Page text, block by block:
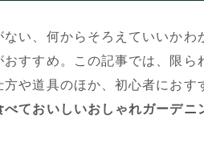
い、何からそろえていいかわ
すすめ。この記事では、限ら
や道具のほか、初心者におす
べておいしいおしゃれガーデニ